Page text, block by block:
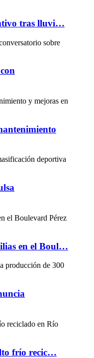
tras lluvi…
en el Boul…
frío recic…